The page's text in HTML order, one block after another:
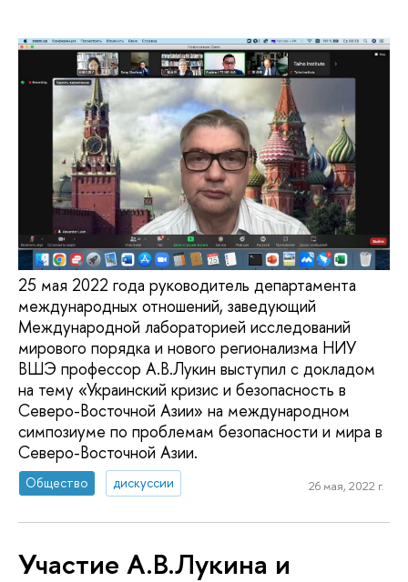
25 мая 2022 года руководитель департамента
международных отношений, заведующий
Международной лабораторией исследований
мирового порядка и нового регионализма НИУ
ВШЭ профессор А.В.Лукин выступил с докладом
на тему «Украинский кризис и безопасность в
Северо-Восточной Азии» на международном
симпозиуме по проблемам безопасности и мира в
Северо-Восточной Азии.
Общество дискуссии 26 мая, 2022 г.
Участие А.В.Лукина и